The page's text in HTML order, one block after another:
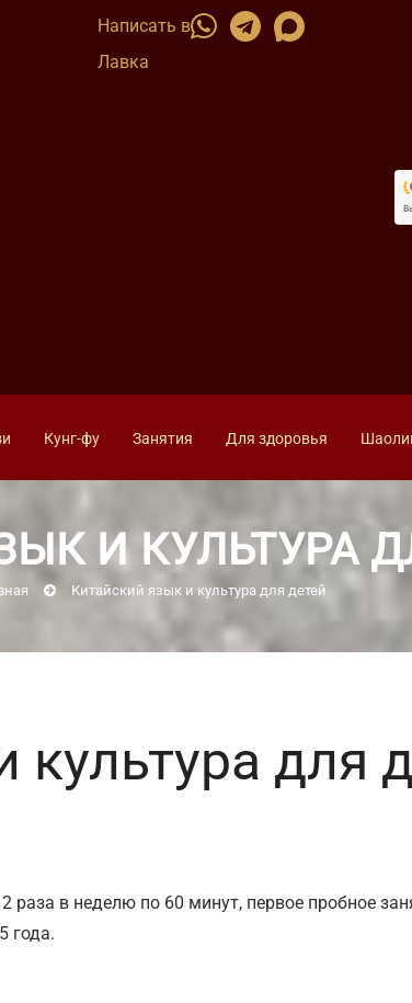
Написать в
Лавка
Кунг-фу Занятия Для здоровья
И КУЛЬТУРА
Китайский язык и культура для детей
для
в неделю по 60 минут, первое пробное
года.